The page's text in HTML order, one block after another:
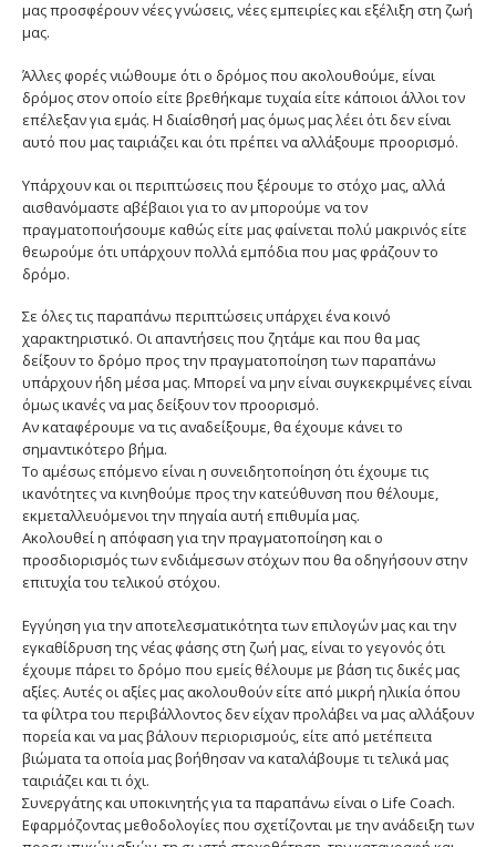
μας προσφέρουν νέες γνώσεις, νέες εμπειρίες και εξέλιξη στη ζωή
μας.
Άλλες φορές νιώθουμε ότι ο δρόμος που ακολουθούμε, είναι
δρόμος στον οποίο είτε βρεθήκαμε τυχαία είτε κάποιοι άλλοι τον
επέλεξαν για εμάς. Η διαίσθησή μας όμως μας λέει ότι δεν είναι
αυτό που μας ταιριάζει και ότι πρέπει να αλλάξουμε προορισμό.
Υπάρχουν και οι περιπτώσεις που ξέρουμε το στόχο μας, αλλά
αισθανόμαστε αβέβαιοι για το αν μπορούμε να τον
πραγματοποιήσουμε καθώς είτε μας φαίνεται πολύ μακρινός είτε
θεωρούμε ότι υπάρχουν πολλά εμπόδια που μας φράζουν το
δρόμο.
Σε όλες τις παραπάνω περιπτώσεις υπάρχει ένα κοινό
χαρακτηριστικό. Οι απαντήσεις που ζητάμε και που θα μας
δείξουν το δρόμο προς την πραγματοποίηση των παραπάνω
υπάρχουν ήδη μέσα μας. Μπορεί να μην είναι συγκεκριμένες είναι
όμως ικανές να μας δείξουν τον προορισμό.
Αν καταφέρουμε να τις αναδείξουμε, θα έχουμε κάνει το
σημαντικότερο βήμα.
Το αμέσως επόμενο είναι η συνειδητοποίηση ότι έχουμε τις
ικανότητες να κινηθούμε προς την κατεύθυνση που θέλουμε,
εκμεταλλευόμενοι την πηγαία αυτή επιθυμία μας.
Ακολουθεί η απόφαση για την πραγματοποίηση και ο
προσδιορισμός των ενδιάμεσων στόχων που θα οδηγήσουν στην
επιτυχία του τελικού στόχου.
Εγγύηση για την αποτελεσματικότητα των επιλογών μας και την
εγκαθίδρυση της νέας φάσης στη ζωή μας, είναι το γεγονός ότι
έχουμε πάρει το δρόμο που εμείς θέλουμε με βάση τις δικές μας
αξίες. Αυτές οι αξίες μας ακολουθούν είτε από μικρή ηλικία όπου
τα φίλτρα του περιβάλλοντος δεν είχαν προλάβει να μας αλλάξουν
πορεία και να μας βάλουν περιορισμούς, είτε από μετέπειτα
βιώματα τα οποία μας βοήθησαν να καταλάβουμε τι τελικά μας
ταιριάζει και τι όχι.
Συνεργάτης και υποκινητής για τα παραπάνω είναι ο Life Coach.
Εφαρμόζοντας μεθοδολογίες που σχετίζονται με την ανάδειξη των